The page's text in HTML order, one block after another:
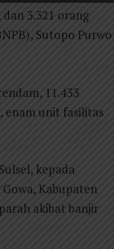
3.321 orang
Sutopo Purwo
11.433
enam unit fasilitas
kepada
Kabupaten
akibat banjir